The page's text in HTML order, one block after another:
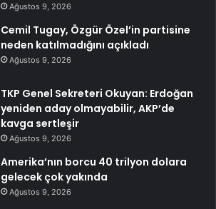
Ağustos 9, 2026
Cemil Tugay, Özgür Özel’in partisine
neden katılmadığını açıkladı
Ağustos 9, 2026
TKP Genel Sekreteri Okuyan: Erdoğan
yeniden aday olmayabilir, AKP’de
kavga sertleşir
Ağustos 9, 2026
Amerika’nın borcu 40 trilyon dolara
gelecek çok yakında
Ağustos 9, 2026